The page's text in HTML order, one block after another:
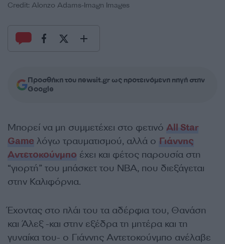
Credit: Alonzo Adams-Imagn Images
Προσθήκη του newsit.gr ως προτεινόμενη πηγή στην
Google
Μπορεί να μη συμμετέχει στο φετινό All Star
Game λόγω τραυματισμού, αλλά ο Γιάννης
Αντετοκούνμπο έχει και φέτος παρουσία στη
“γιορτή” του μπάσκετ του NBA, που διεξάγεται
στην Καλιφόρνια.
Έχοντας στο πλάι του τα αδέρφια του, Θανάση
και Άλεξ -και στην εξέδρα τη μητέρα και τη
γυναίκα του- ο Γιάννης Αντετοκούνμπο ανέλαβε